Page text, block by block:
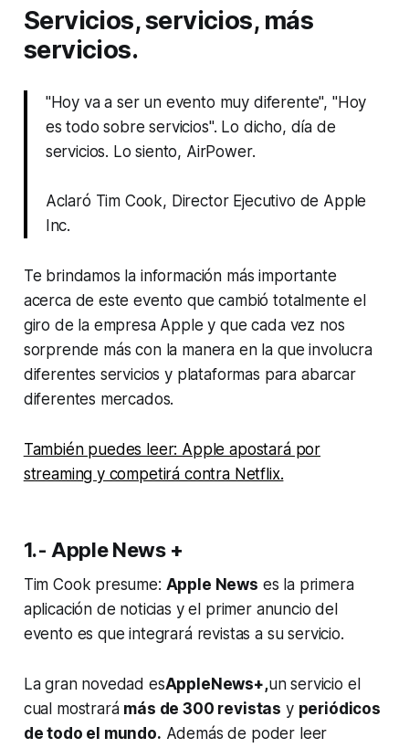
Servicios, servicios, más
servicios.
"Hoy va a ser un evento muy diferente", "Hoy
es todo sobre servicios". Lo dicho, día de
servicios. Lo siento, AirPower.
Aclaró Tim Cook, Director Ejecutivo de Apple
Inc.
Te brindamos la información más importante
acerca de este evento que cambió totalmente el
giro de la empresa Apple y que cada vez nos
sorprende más con la manera en la que involucra
diferentes servicios y plataformas para abarcar
diferentes mercados.
También puedes leer: Apple apostará por
streaming y competirá contra Netflix.
1.- Apple News +
Tim Cook presume: Apple News es la primera
aplicación de noticias y el primer anuncio del
evento es que integrará revistas a su servicio.
La gran novedad esAppleNews+,un servicio el
cual mostrará más de 300 revistas y periódicos
de todo el mundo. Además de poder leer